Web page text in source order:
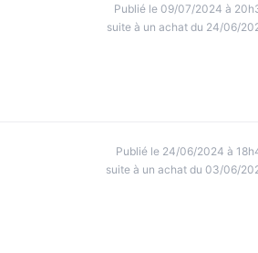
Publié le 09/07/2024 à
suite à un achat du 24/06/
Publié le 24/06/2024 à
suite à un achat du 03/06/